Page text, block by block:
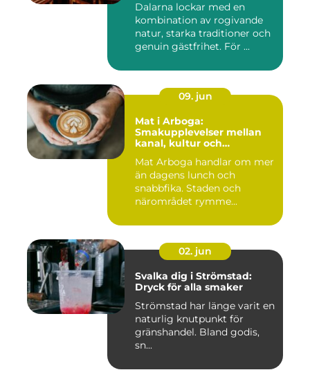
Dalarna lockar med en
kombination av rogivande
natur, starka traditioner och
genuin gästfrihet. För ...
09. jun
Mat i Arboga:
Smakupplevelser mellan
kanal, kultur och
Mat Arboga handlar om mer
än dagens lunch och
snabbfika. Staden och
närområdet rymme...
02. jun
Svalka dig i Strömstad:
Dryck för alla smaker
Strömstad har länge varit en
naturlig knutpunkt för
gränshandel. Bland godis,
sn...